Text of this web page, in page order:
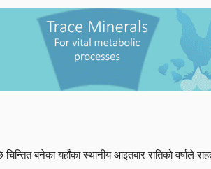
बनेका यहाँका स्थानीय आइतबार रातिको वर्षाले